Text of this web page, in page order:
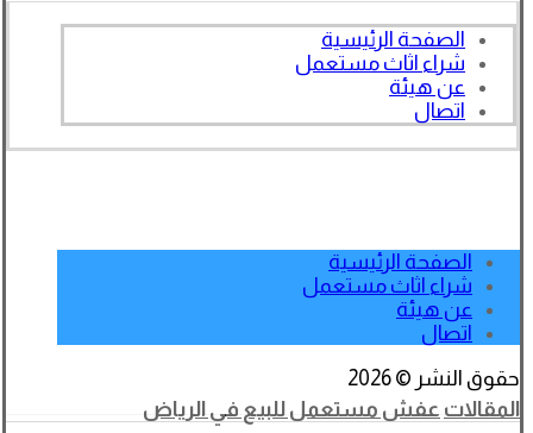
الصفحة الرئيسية
شراء اثاث مستعمل
عن هيئة
اتصال
الصفحة الرئيسية
شراء اثاث مستعمل
عن هيئة
اتصال
حقوق النشر © 2026
المقالات عفش مستعمل للبيع في الرياض